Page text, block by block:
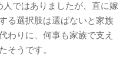
ではありましたが、直に嫁
る選択肢は選ばないと家族
わりに、何事も家族で支え
そうです。